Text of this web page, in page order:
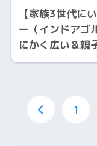
【家族3世代に
ー（インドアゴ
にかく広い＆親
1